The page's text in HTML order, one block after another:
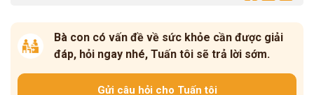
Bà con có vấn đề về sức khỏe cần được giải
đáp, hỏi ngay nhé, Tuấn tôi sẽ trả lời sớm.
Gửi câu hỏi cho Tuấn tôi